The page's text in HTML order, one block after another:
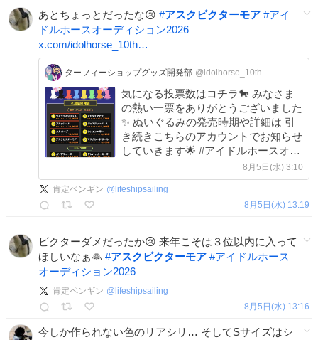
あとちょっとだったな😢 #アスクビクターモア #アイ
ドルホースオーディション2026
x.com/idolhorse_10th…
ターフィーショップグッズ開発部 @idolhorse_10th
気になる投票数はコチラ🐎 みなさま
の熱い一票をありがとうございました
✨ ぬいぐるみの発売時期や詳細は 引
き続きこちらのアカウントでお知らせ
していきます🌟 #アイドルホースオー
8月5日(水) 3:10
肯定ペンギン @ lifeshipsailing
8月5日(水) 13:19
ビクターダメだったか😢 来年こそは３位以内に入って
ほしいなぁ🙏 #アスクビクターモア #アイドルホース
オーディション2026
肯定ペンギン @ lifeshipsailing
8月5日(水) 13:16
今しか作られない色のリアシリ… そしてSサイズはシ